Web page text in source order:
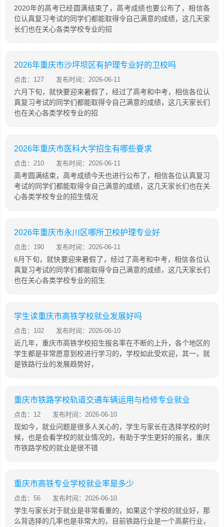
2020年的高考已经圆满结束了，高考成绩也要公布了，相信各
位认真复习考试的同学们都能取得令自己满意的成绩，这几天家
长们也在关心各类学校专业的招
2026年重庆市沙坪坝区有护理专业好的卫校吗
点击：127 发布时间：2026-06-11
六月下旬，就快要迎来暑假了，经过了高考和中考，相信各位认
真复习考试的同学们都能取得令自己满意的成绩，这几天家长们
也在关心各类学校专业的招
2026年重庆市医科大学招生有哪些要求
点击：210 发布时间：2026-06-11
高考圆满结束，高考成绩今天也进行公布了，相信各位认真复习
考试的同学们都能取得令自己满意的成绩，这几天家长们也在关
心各类学校专业的招生情况
2026年重庆市永川区哪所卫校护理专业好
点击：190 发布时间：2026-06-11
6月下旬，就快要迎来暑假了，经过了高考和中考，相信各位认
真复习考试的同学们都能取得令自己满意的成绩，这几天家长们
也在关心各类学校专业的招生
学生读重庆市高铁学校就业发展好吗
点击：102 发布时间：2026-06-10
近几年，重庆市高铁学校招生报名率在不断的上升，各个地区的
学生都是非常愿意到校进行学习的，学校如此受欢迎，其一，就
是铁路行业的发展趋势好，
重庆市铁路学校轨道交通车辆运用与检修专业就业
点击：12 发布时间：2026-06-10
现如今，就业问题是很多人关心的，学生与家长在选择学校的时
候，也是会看学校的就业情况的，有助于学生更好的报名，重庆
市铁路学校的就业是很不错
重庆市高铁专业学校就业率是多少
点击：56 发布时间：2026-06-10
学生与家长对于就业是非常看重的，如果这个学校的就业好，那
么背选择的几率也是非常大的，目前铁路行业是一个高薪行业，